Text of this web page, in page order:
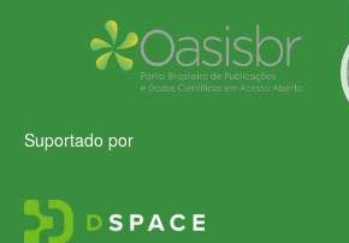
Suportado por